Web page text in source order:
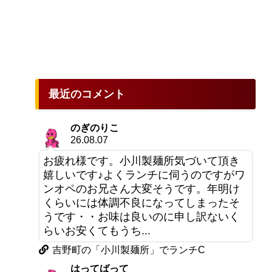
最近のコメント
のぎのりこ
26.08.07
お疲れ様です。小川製麺所気づいて頂き
嬉しいです♪よくランチに伺うのですがワ
ンオペのお兄さん大変そうです。年明け
くらいには体調不良になってしまったそ
うです・・お味は良いのに申し訳ないく
らいお安くてもうち...
吉野町の「小川製麺所」でランチC
はってばって